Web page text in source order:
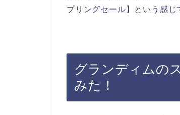
プリングセール】という感じ
グランディムの
みた！